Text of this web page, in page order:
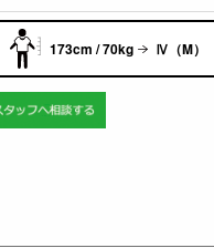
173cm / 70kg Ⅳ（M）